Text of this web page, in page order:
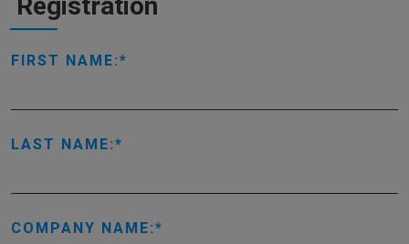
FIRST NAME:
LAST NAME:
COMPANY NAME: